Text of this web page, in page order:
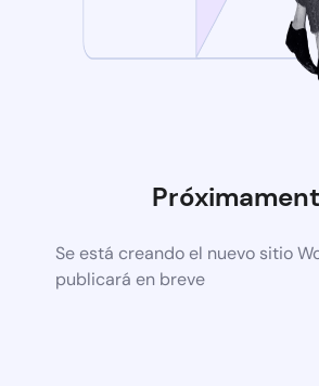
Se está creando el nuevo sitio
publicará en breve